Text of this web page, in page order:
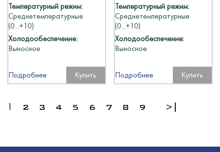
Температурный режим:
Среднетемпературные
(0...+10)
Холодообеспечение:
Выносное
Подробнее Купить
Температурный режим:
Среднетемпературные
(0...+10)
Холодообеспечение:
Выносное
Подробнее Купить
1 2 3 4 5 6 7 8 9 >|